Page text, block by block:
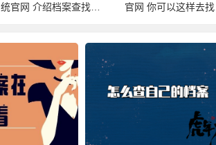
统官网 介绍档案查找的
官网 你可以这样去